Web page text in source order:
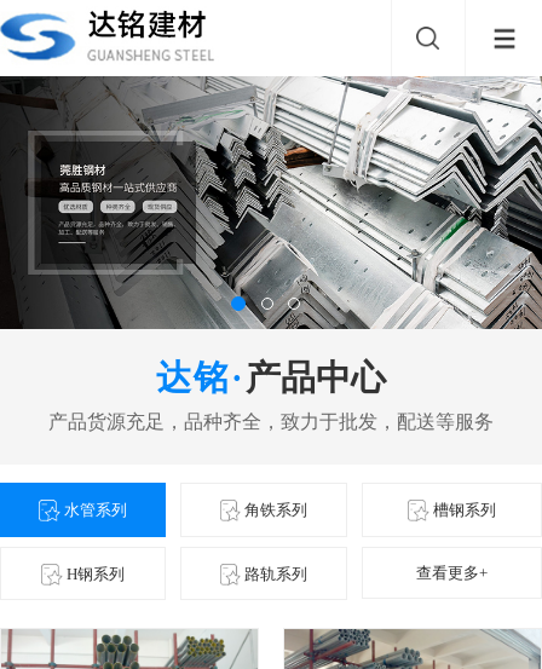
产品中心
水管系列 角铁系列 槽钢系列
H钢系列 路轨系列 查看更多+